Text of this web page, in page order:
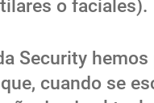
o faciales).
Security
cuando se